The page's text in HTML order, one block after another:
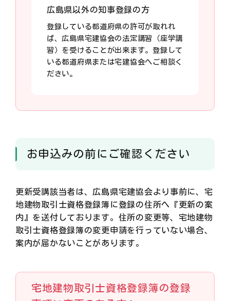
広島県以外の知事登録の方
登録している都道府県の許可が取れれ
ば、広島県宅建協会の法定講習（座学講
習）を受けることが出来ます。登録して
いる都道府県または宅建協会へご相談く
ださい。
お申込みの前にご確認ください
更新受講該当者は、広島県宅建協会より事前に、宅
地建物取引士資格登録簿に登録の住所へ『更新の案
内』を送付しております。住所の変更等、宅地建物
取引士資格登録簿の変更申請を行っていない場合、
案内が届かないことがあります。
宅地建物取引士資格登録簿の登録